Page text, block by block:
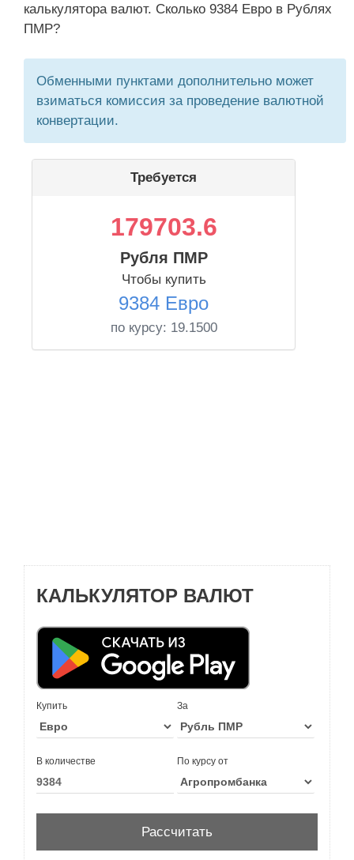
калькулятора валют. Сколько 9384 Евро в Рублях
ПМР?
Обменными пунктами дополнительно может
взиматься комиссия за проведение валютной
конвертации.
Требуется
179703.6
Рубля ПМР
Чтобы купить
9384 Евро
по курсу: 19.1500
КАЛЬКУЛЯТОР ВАЛЮТ
Купить За
В количестве По курсу от